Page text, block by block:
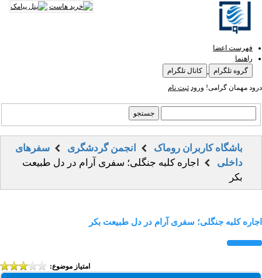
فهرست اعضا
راهنما
گروه تلگرام
کانال تلگرام
درود مهمان گرامی! ورود ثبت نام
باشگاه کاربران روماک انجمن گردشگری
سفرهای
داخلی
اجاره کلبه جنگلی؛ سفری آرام در دل طبیعت
بکر
اجاره کلبه جنگلی؛ سفری آرام در دل طبیعت بکر
امتیاز موضوع: